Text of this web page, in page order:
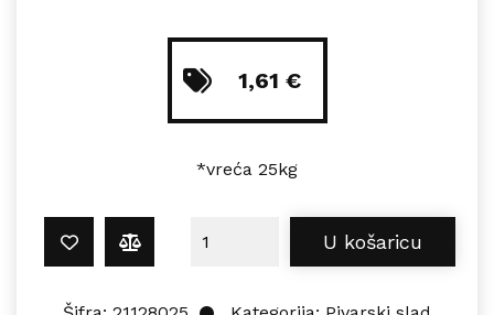
1,61 €
*vreća 25kg
Weyermann ERACLEA PILSNER 1
U košaricu